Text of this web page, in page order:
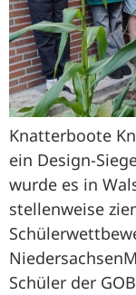
Knatterboote
ein Design-
wurde es in
stellenweise
Schüler der